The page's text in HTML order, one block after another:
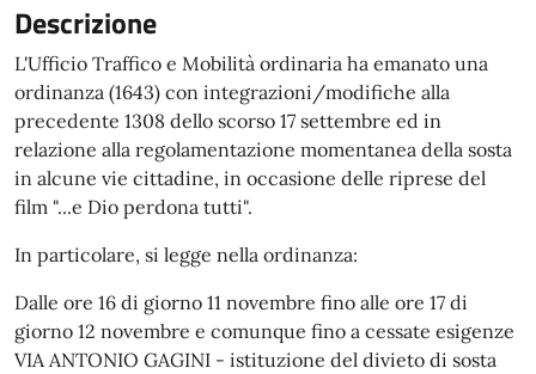
Descrizione
L'Ufficio Traffico e Mobilità ordinaria ha emanato una
ordinanza (1643) con integrazioni/modifiche alla
precedente 1308 dello scorso 17 settembre ed in
relazione alla regolamentazione momentanea della sosta
in alcune vie cittadine, in occasione delle riprese del
film "...e Dio perdona tutti".
In particolare, si legge nella ordinanza:
Dalle ore 16 di giorno 11 novembre fino alle ore 17 di
giorno 12 novembre e comunque fino a cessate esigenze
VIA ANTONIO GAGINI - istituzione del divieto di sosta